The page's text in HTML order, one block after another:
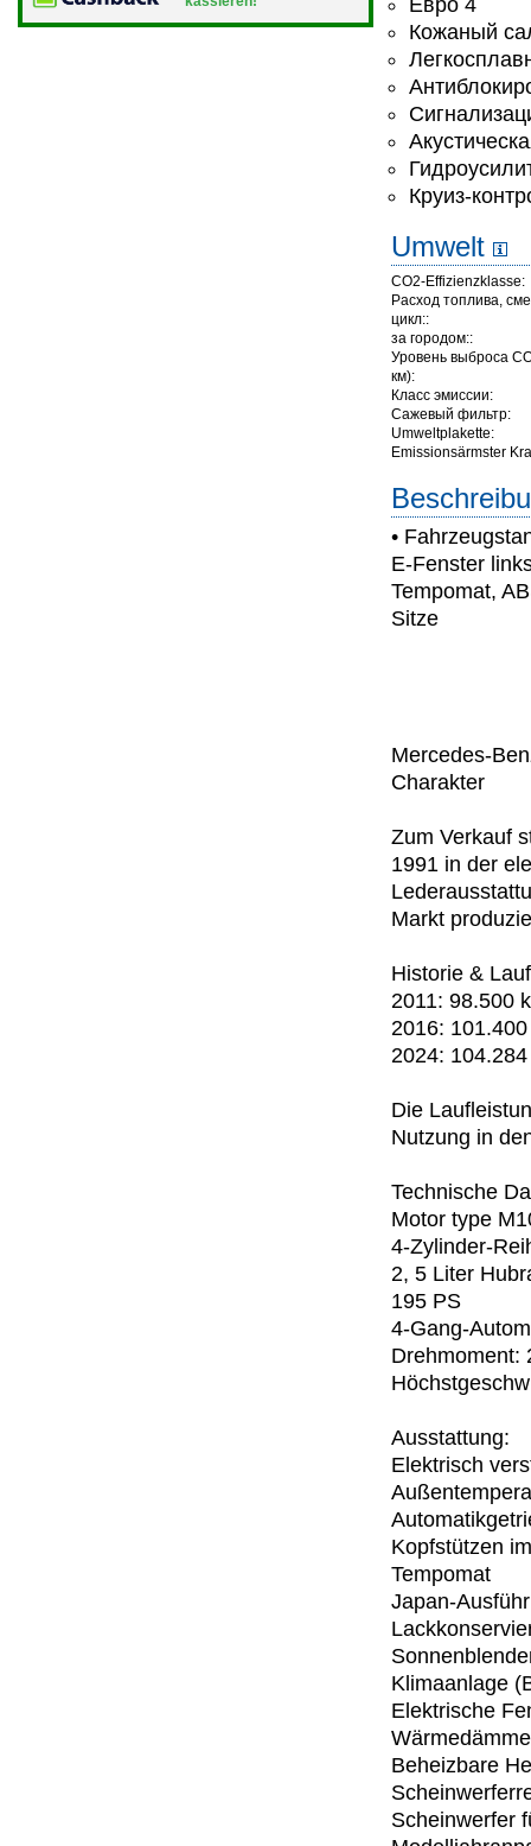
Евро 4
Кожаный
Круиз-
Umwelt
CO2-Effizienzklasse:
Расход топлива,
цикл::
за городом::
Уровень выброса
км):
Класс эмиссии:
Сажевый фильтр:
Umweltplakette:
Emissionsärmster
•
E-Fenster
Tempomat,
Sitze
Mercedes-
Charakter
Zum Verkauf
1991 in der
Markt
Historie &
2011: 98.500
2016:
2024:
Die
Nutzung in
Technische
Motor type
4-Zylinder-
2, 5 Liter
195 PS
4-Gang-
Drehmoment:
Ausstattung:
Elektrisch
Kopfstützen
Tempomat
Japan-
Klimaanlage
Elektrische
Beheizbare
Scheinwerfer